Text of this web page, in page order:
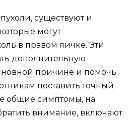
существуют и
могут
в правом яичке. Эти
дополнительную
причине и помочь
поставить точный
общие симптомы, на
внимание, включают: